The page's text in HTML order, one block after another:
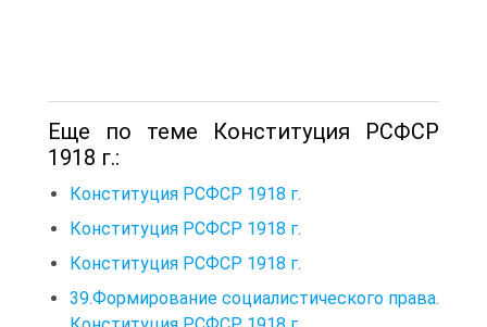
Еще по теме Конституция РСФСР
1918 г.:
Конституция РСФСР 1918 г.
Конституция РСФСР 1918 г.
Конституция РСФСР 1918 г.
39.Формирование социалистического права.